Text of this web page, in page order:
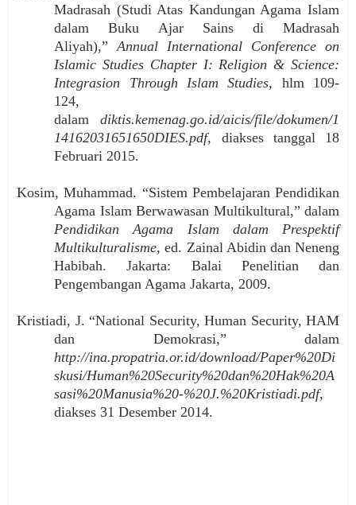
Madrasah (Studi Atas Kandungan Agama Islam
dalam Buku Ajar Sains di Madrasah
Aliyah),”Annual International Conference on
Islamic Studies Chapter I: Religion & Science:
Integrasion Through Islam Studies, hlm 109-
124,
dalam
diktis.kemenag.go.id/aicis/file/dokumen/1
14162031651650DIES.pdf, diakses tanggal 18
Februari 2015.
Kosim, Muhammad. “Sistem Pembelajaran Pendidikan
Agama Islam Berwawasan Multikultural,” dalam
Pendidikan Agama Islam dalam Prespektif
Multikulturalisme, ed. Zainal Abidin dan Neneng
Habibah. Jakarta: Balai Penelitian dan
Pengembangan Agama Jakarta, 2009.
Kristiadi, J. “National Security, Human Security, HAM
dan Demokrasi,” dalam
http://ina.propatria.or.id/download/Paper%20Di
skusi/Human%20Security%20dan%20Hak%20A
sasi%20Manusia%20-%20J.%20Kristiadi.pdf,
diakses 31 Desember 2014.